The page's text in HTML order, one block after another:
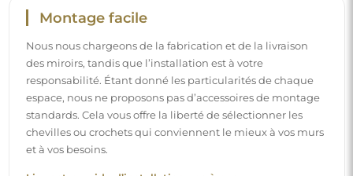
Montage facile
Nous nous chargeons de la fabrication et de la livraison
des miroirs, tandis que l’installation est à votre
responsabilité. Étant donné les particularités de chaque
espace, nous ne proposons pas d’accessoires de montage
standards. Cela vous offre la liberté de sélectionner les
chevilles ou crochets qui conviennent le mieux à vos murs
et à vos besoins.